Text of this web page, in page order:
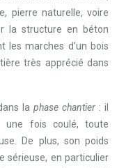
pierre naturelle, voire
la structure en béton
les marches d’un bois
très apprécié dans
la phase chantier: il
une fois coulé, toute
De plus, son poids
sérieuse, en particulier